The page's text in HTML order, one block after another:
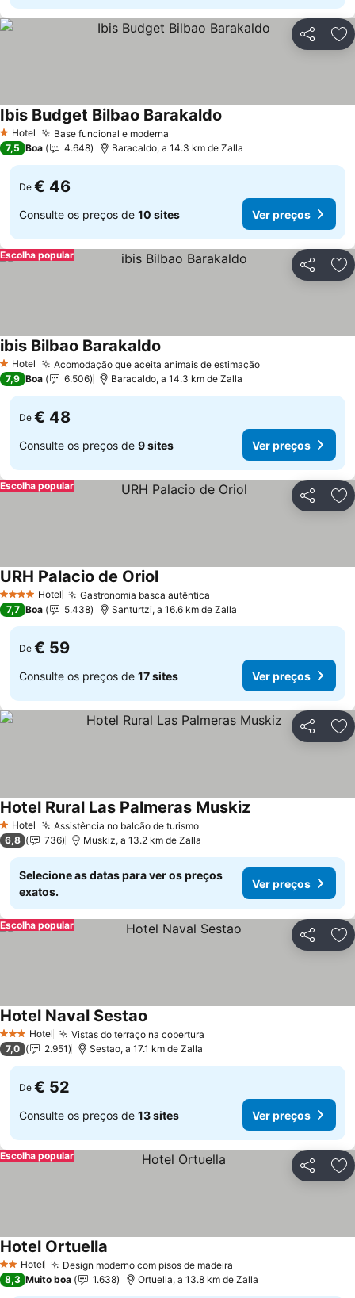
Partilhar
1 Estrelas
Hotel Base funcional e moderna
Ibis Budget Bilbao Barakaldo
7,5 Boa 4.648 Baracaldo, a 14.3 km de Zalla
De € 46
Consulte os preços de 10 sites Ver preços
Partilhar
Escolha popular
1 Estrelas
Hotel Acomodação que aceita animais de estimaçãoVer preços
ibis Bilbao Barakaldo
7,9 Boa 6.506 Baracaldo, a 14.3 km de Zalla
De € 48
Consulte os preços de 9 sites Ver preços
Partilhar
Escolha popular
4 EstrelasHotel Gastronomia basca autêntica
URH Palacio de OriolVer preços
7,7 Boa 5.438 Santurtzi, a 16.6 km de Zalla
De € 59
Consulte os preços de 17 sites Ver preços
Partilhar
1 Estrelas
Hotel Assistência no balcão de turismoVer preços
Hotel Rural Las Palmeras MuskizVer preços
6,8 736 Muskiz, a 13.2 km de Zalla
Selecione as datas para ver os preços
exatos.
Ver preços
Partilhar
Escolha popular
3 EstrelasHotel Vistas do terraço na cobertura
Hotel Naval Sestao
7,0 2.951 Sestao, a 17.1 km de Zalla
De € 52
Consulte os preços de 13 sites Ver preços
Partilhar
Escolha popular
2 Estrelas
Hotel Design moderno com pisos de madeira
Hotel Ortuella
8,3 Muito boa 1.638 Ortuella, a 13.8 km de Zalla